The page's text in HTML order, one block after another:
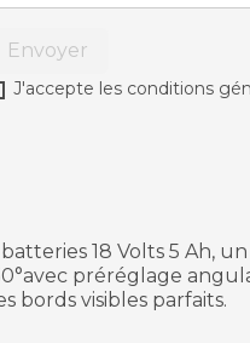
Envoyer
J'accepte les conditions
18 Volts 5 Ah,
préréglage
bords visibles parfaits.